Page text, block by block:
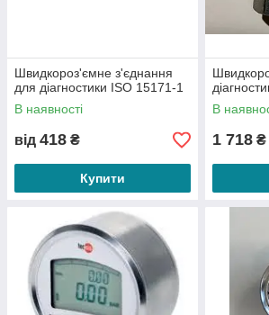
У каталозі представлені десятки
приладів для вимірювання тиску в
гідросистемах, витрат,
арматура
та інші комплектуючі для
гідросистем
Швидкороз'ємне з'єднання
для діагностики ISO 15171-1
В наявності
від 418 ₴
Купити
В
1 718 ₴